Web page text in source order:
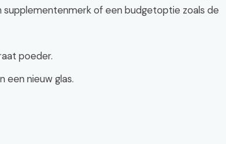
of een budgetoptie zoals de
poeder.
een nieuw glas.